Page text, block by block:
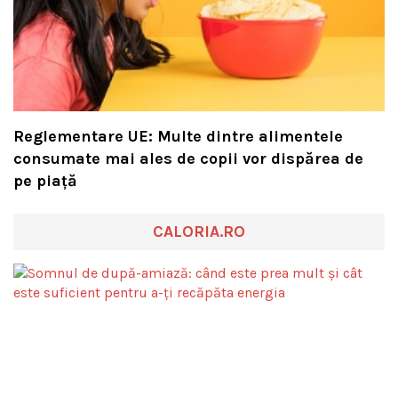
Reglementare UE: Multe dintre alimentele
consumate mai ales de copii vor dispărea de
pe piață
CALORIA.RO